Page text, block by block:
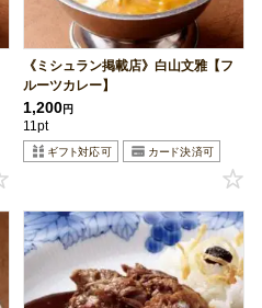
《ミシュラン掲載店》白山文雅【フ
ルーツカレー】
1,200円
11pt